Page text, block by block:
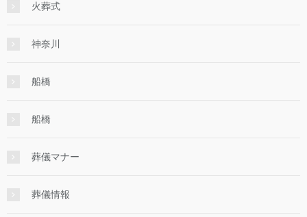
火葬式
神奈川
船橋
船橋
葬儀マナー
葬儀情報